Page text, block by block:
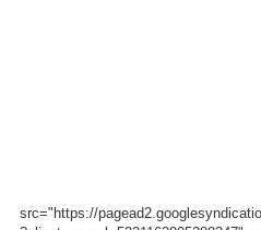
src="https://